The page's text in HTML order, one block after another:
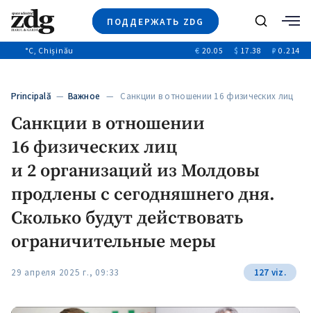
ПОДДЕРЖАТЬ ZDG
Новости
Расследования
Общество
+312
Поиск
°C, Chișinău € 20.05 $ 17.38 ₽ 0.214
Principală — Важное — Санкции в отношении 16 физических лиц
Санкции в отношении
16 физических лиц
и 2 организаций из Молдовы
продлены с сегодняшнего дня.
Сколько будут действовать
ограничительные меры
29 апреля 2025 г., 09:33 127 viz.